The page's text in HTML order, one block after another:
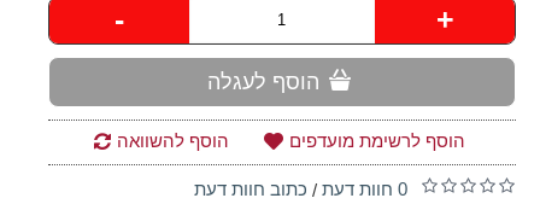
- +
הוסף לעגלה
הוסף לרשימת מועדפים הוסף להשוואה
0 חוות דעת / כתוב חוות דעת